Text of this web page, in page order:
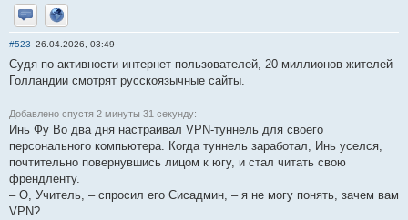
Отправить личное сообщение
Сайт
#523 26.04.2026, 03:49
Судя по активности интернет пользователей, 20 миллионов жителей
Голландии смотрят русскоязычные сайты.
Добавлено спустя 2 минуты 31 секунду:
Инь Фу Во два дня настраивал VPN-туннель для своего
персонального компьютера. Когда туннель заработал, Инь уселся,
почтительно повернувшись лицом к югу, и стал читать свою
френдленту.
– О, Учитель, – спросил его Сисадмин, – я не могу понять, зачем вам
VPN?